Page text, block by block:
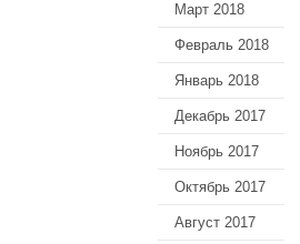
Март 2018
Февраль 2018
Январь 2018
Декабрь 2017
Ноябрь 2017
Октябрь 2017
Август 2017